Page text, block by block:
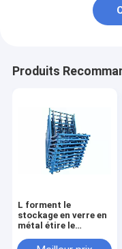
Produits
L forment le
stockage en verre en
métal étire le
traitement en verre